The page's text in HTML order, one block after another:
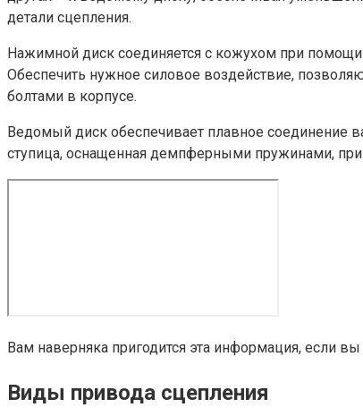
детали сцепления.
Нажимной диск соединяется с кожухом при
Обеспечить нужное силовое воздействие,
болтами в корпусе.
Ведомый диск обеспечивает плавное
ступица, оснащенная демпферными пружинами,
Вам наверняка пригодится эта информация, если
Виды привода сцепления